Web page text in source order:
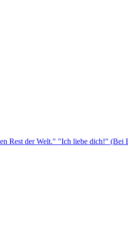
Rest der Welt." "Ich liebe dich!" (Bei